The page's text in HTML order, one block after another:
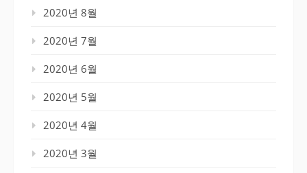
2020년 8월
2020년 7월
2020년 6월
2020년 5월
2020년 4월
2020년 3월